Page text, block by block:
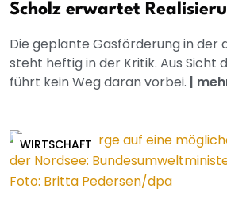
Scholz erwartet
Die geplante Gasförderung in der
steht heftig in der Kritik. Aus Sicht
führt kein Weg daran vorbei. |
WIRTSCHAFT